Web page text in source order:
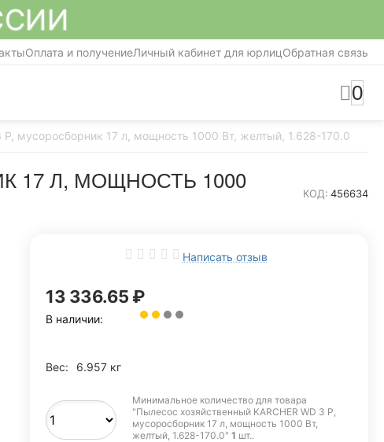
Оплата и получениеЛичный кабинет для юрлицОбратная связь
0
P, мусоросборник 17 л, мощность 1000 Вт, желтый, 1.628-170.0
17 Л, МОЩНОСТЬ 1000
КОД: 456634
Написать отзыв
13 336.65 ₽
В наличии:
Вес: 6.957 кг
Минимальное количество для товара
"Пылесос хозяйственный KARCHER WD 3 P,
мусоросборник 17 л, мощность 1000 Вт,
желтый, 1.628-170.0" 1 шт..